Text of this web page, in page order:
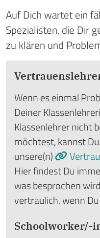
Auf Dich wartet ein
Spezialisten, die Dir
zu klären und
Wenn es einmal
Deiner
Klassenlehrer nicht
möchtest, kannst
unsere(n)
Hier findest Du
was besprochen
vertraulich, wenn
Schoolworker/-